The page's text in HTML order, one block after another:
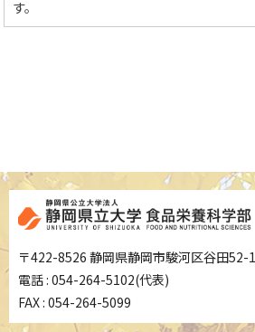
す。
〒422-8526 静岡県静岡市駿河区谷田52-1
電話 : 054-264-5102(代表)
FAX : 054-264-5099